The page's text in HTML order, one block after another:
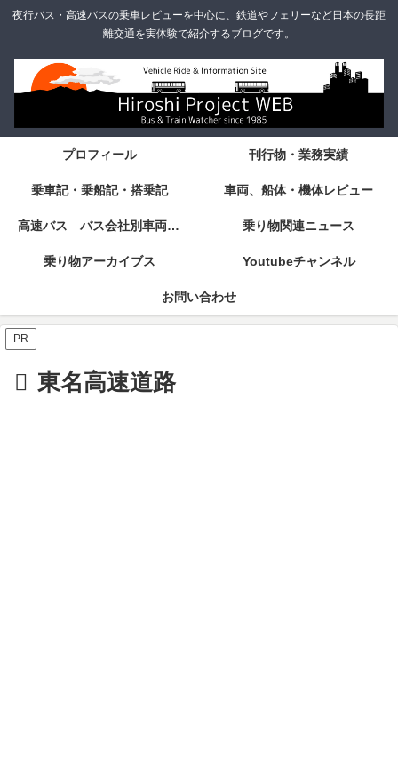
夜行バス・高速バスの乗車レビューを中心に、鉄道やフェリーなど日本の長距
離交通を実体験で紹介するブログです。
プロフィール 刊行物・業務実績
乗車記・乗船記・搭乗記 車両、船体・機体レビュー
高速バス バス会社別車両・設備・シート紹介 乗り物関連ニュース
乗り物アーカイブス Youtubeチャンネル
お問い合わせ
PR
東名高速道路